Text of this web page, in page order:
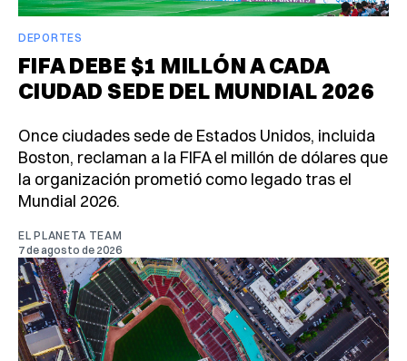
DEPORTES
FIFA DEBE $1 MILLÓN A CADA
CIUDAD SEDE DEL MUNDIAL 2026
Once ciudades sede de Estados Unidos, incluida
Boston, reclaman a la FIFA el millón de dólares que
la organización prometió como legado tras el
Mundial 2026.
EL PLANETA TEAM
7 de agosto de 2026